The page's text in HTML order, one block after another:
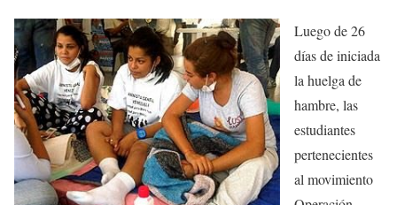
Luego de 26
días de iniciada
la huelga de
hambre, las
estudiantes
pertenecientes
al movimiento